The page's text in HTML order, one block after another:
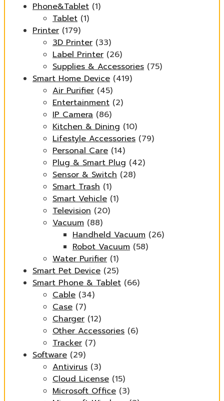
Phone&Tablet (1)
Tablet (1)
Printer (179)
3D Printer (33)
Label Printer (26)
Supplies & Accessories (75)
Smart Home Device (419)
Air Purifier (45)
Entertainment (2)
IP Camera (86)
Kitchen & Dining (10)
Lifestyle Accessories (79)
Personal Care (14)
Plug & Smart Plug (42)
Sensor & Switch (28)
Smart Trash (1)
Smart Vehicle (1)
Television (20)
Vacuum (88)
Handheld Vacuum (26)
Robot Vacuum (58)
Water Purifier (1)
Smart Pet Device (25)
Smart Phone & Tablet (66)
Cable (34)
Case (7)
Charger (12)
Other Accessories (6)
Tracker (7)
Software (29)
Antivirus (3)
Cloud License (15)
Microsoft Office (3)